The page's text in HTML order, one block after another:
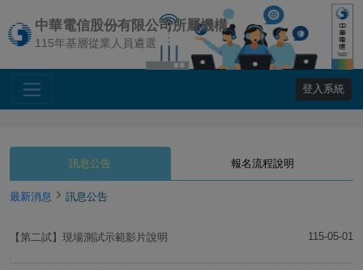
中華電信股份有限公司所屬機構
115年基層從業人員遴選
登入系統
訊息公告 報名流程說明
最新消息 訊息公告
【第二試】現場測試示範影片說明 115-05-01